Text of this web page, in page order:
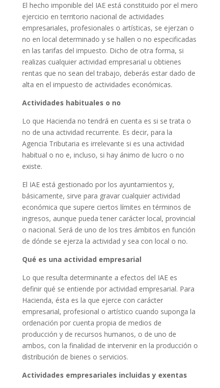
El hecho imponible del IAE está constituido por el mero
ejercicio en territorio nacional de actividades
empresariales, profesionales o artísticas, se ejerzan o
no en local determinado y se hallen o no especificadas
en las tarifas del impuesto. Dicho de otra forma, si
realizas cualquier actividad empresarial u obtienes
rentas que no sean del trabajo, deberás estar dado de
alta en el impuesto de actividades económicas.
Actividades habituales o no
Lo que Hacienda no tendrá en cuenta es si se trata o
no de una actividad recurrente. Es decir, para la
Agencia Tributaria es irrelevante si es una actividad
habitual o no e, incluso, si hay ánimo de lucro o no
existe.
El IAE está gestionado por los ayuntamientos y,
básicamente, sirve para gravar cualquier actividad
económica que supere ciertos límites en términos de
ingresos, aunque pueda tener carácter local, provincial
o nacional. Será de uno de los tres ámbitos en función
de dónde se ejerza la actividad y sea con local o no.
Qué es una actividad empresarial
Lo que resulta determinante a efectos del IAE es
definir qué se entiende por actividad empresarial. Para
Hacienda, ésta es la que ejerce con carácter
empresarial, profesional o artístico cuando suponga la
ordenación por cuenta propia de medios de
producción y de recursos humanos, o de uno de
ambos, con la finalidad de intervenir en la producción o
distribución de bienes o servicios.
Actividades empresariales incluidas y exentas